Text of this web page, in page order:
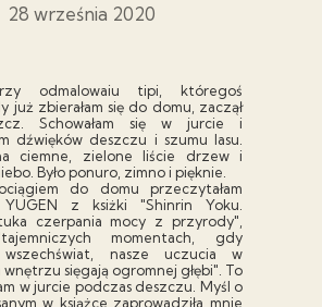
28 września 2020
odmalowaiu tipi, któregoś
już zbierałam się do domu, zaczął
Schowałam się w jurcie i
dźwięków deszczu i szumu lasu.
ciemne, zielone liście drzew i
Było ponuro, zimno i pięknie.
do domu przeczytałam
z ksiżki "Shinrin Yoku.
czerpania mocy z przyrody",
momentach, gdy
wszechświat, nasze uczucia w
sięgają ogromnej głębi". To
w jurcie podczas deszczu. Myśl o
w książce zaprowadziła mnie